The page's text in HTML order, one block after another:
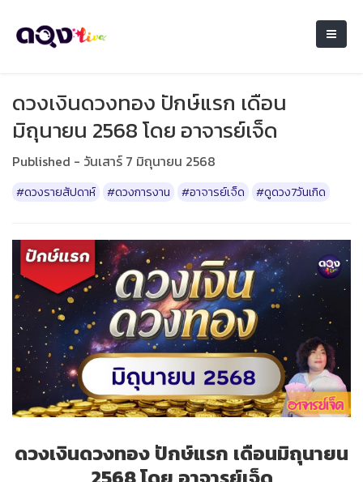
ดวงเงินดวงทอง ปักษ์แรก เดือน
มิถุนายน 2568 โดย อาจารย์เจ็ด
Published - วันเสาร์ 7 มิถุนายน 2568
#ดวงรายสัปดาห์ #ดวงการงาน #อาจารย์เจ็ด #ดูดวง7วันเกิด
ดวงเงินดวงทอง ปักษ์แรก เดือนมิถุนายน